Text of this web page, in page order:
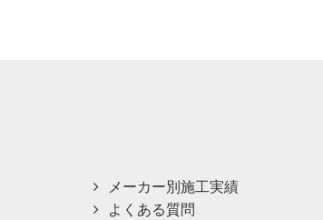
メーカー別施工実績
よくある質問